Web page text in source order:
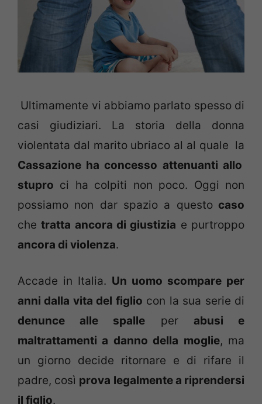
Ultimamente vi abbiamo parlato spesso di
casi giudiziari. La storia della donna
violentata dal marito ubriaco al al quale la
Cassazione ha concesso attenuanti allo
stupro ci ha colpiti non poco. Oggi non
possiamo non dar spazio a questocaso
chetratta ancora di giustizia e purtroppo
ancora di violenza.
Accade in Italia. Un uomo scompare per
anni dalla vita del figlio con la sua serie di
denunce alle spalle per abusi e
maltrattamenti a danno della moglie, ma
un giorno decide ritornare e di rifare il
padre, così prova legalmente a riprendersi
il figlio.